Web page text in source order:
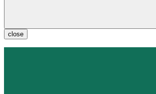
close